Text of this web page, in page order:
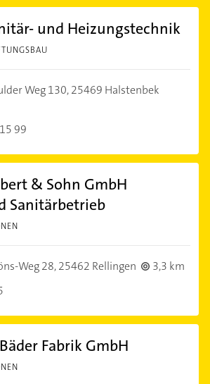
und Heizungstechnik
Weg 130,25469 Halstenbek
99
& Sohn GmbH
Sanitärbetrieb
Weg 28,25462 Rellingen
3,3 km
Fabrik GmbH